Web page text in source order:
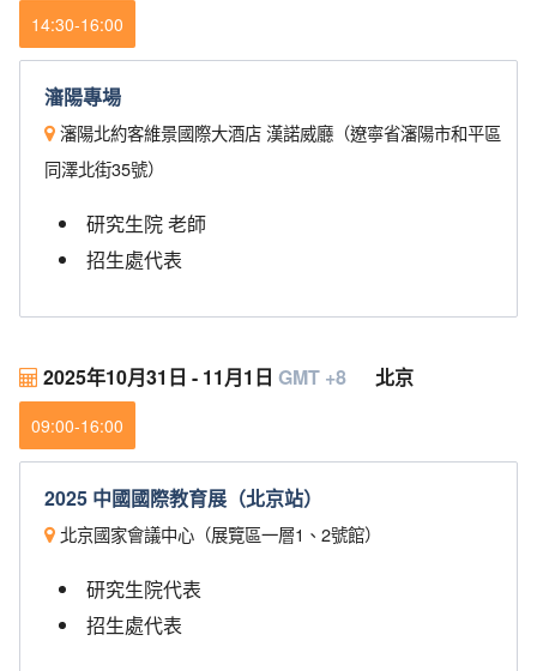
14:30-16:00
瀋陽專場
瀋陽北約客維景國際大酒店 漢諾威廳（遼寧省瀋陽市和平區
同澤北街35號）
研究生院 老師
招生處代表
2025年10月31日 - 11月1日 GMT +8 北京
09:00-16:00
2025 中國國際教育展（北京站）
北京國家會議中心（展覽區一層1、2號館）
研究生院代表
招生處代表